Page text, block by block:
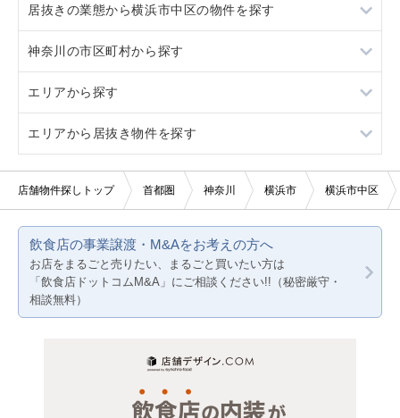
ロードサイド物件
駐車場あり
看板取り付け可
10坪以下
20坪以下
賃料20万円以下
1階
2階
3階以上
重飲食
軽飲食
バー・クラブ
美容室・理容室
サロン（マッサージ・エステ・ネイルなど）
物販・小売
ジム・教室・スタジオ
居抜きの業態から横浜市中区の物件を探す
ラーメン
イタリア料理
中華
アジア料理
カラオケ・パブ・スナック
バー
神奈川の市区町村から探す
横浜市すべて
川崎市すべて
相模原市すべて
横浜市磯子区
横浜市栄区
エリアから探す
東京23区
東京都下
千葉
埼玉
エリアから居抜き物件を探す
東京23区
神奈川
千葉
店舗物件探しトップ 首都圏 神奈川 横浜市 横浜市中区
飲食店の事業譲渡・M&Aをお考えの方へ
お店をまるごと売りたい、まるごと買いたい方は
「飲食店ドットコムM&A」にご相談ください!!（秘密厳守・
相談無料）